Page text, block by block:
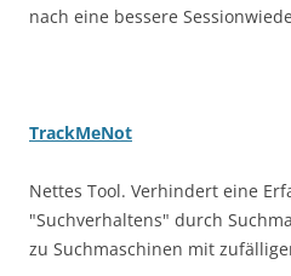
nach eine bessere
TrackMeNot
Nettes Tool. Verhindert eine
"Suchverhaltens" durch
zu Suchmaschinen mit